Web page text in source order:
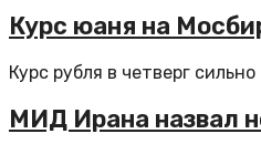
Курс юаня на
Курс рубля в четверг
МИД Ирана назвал